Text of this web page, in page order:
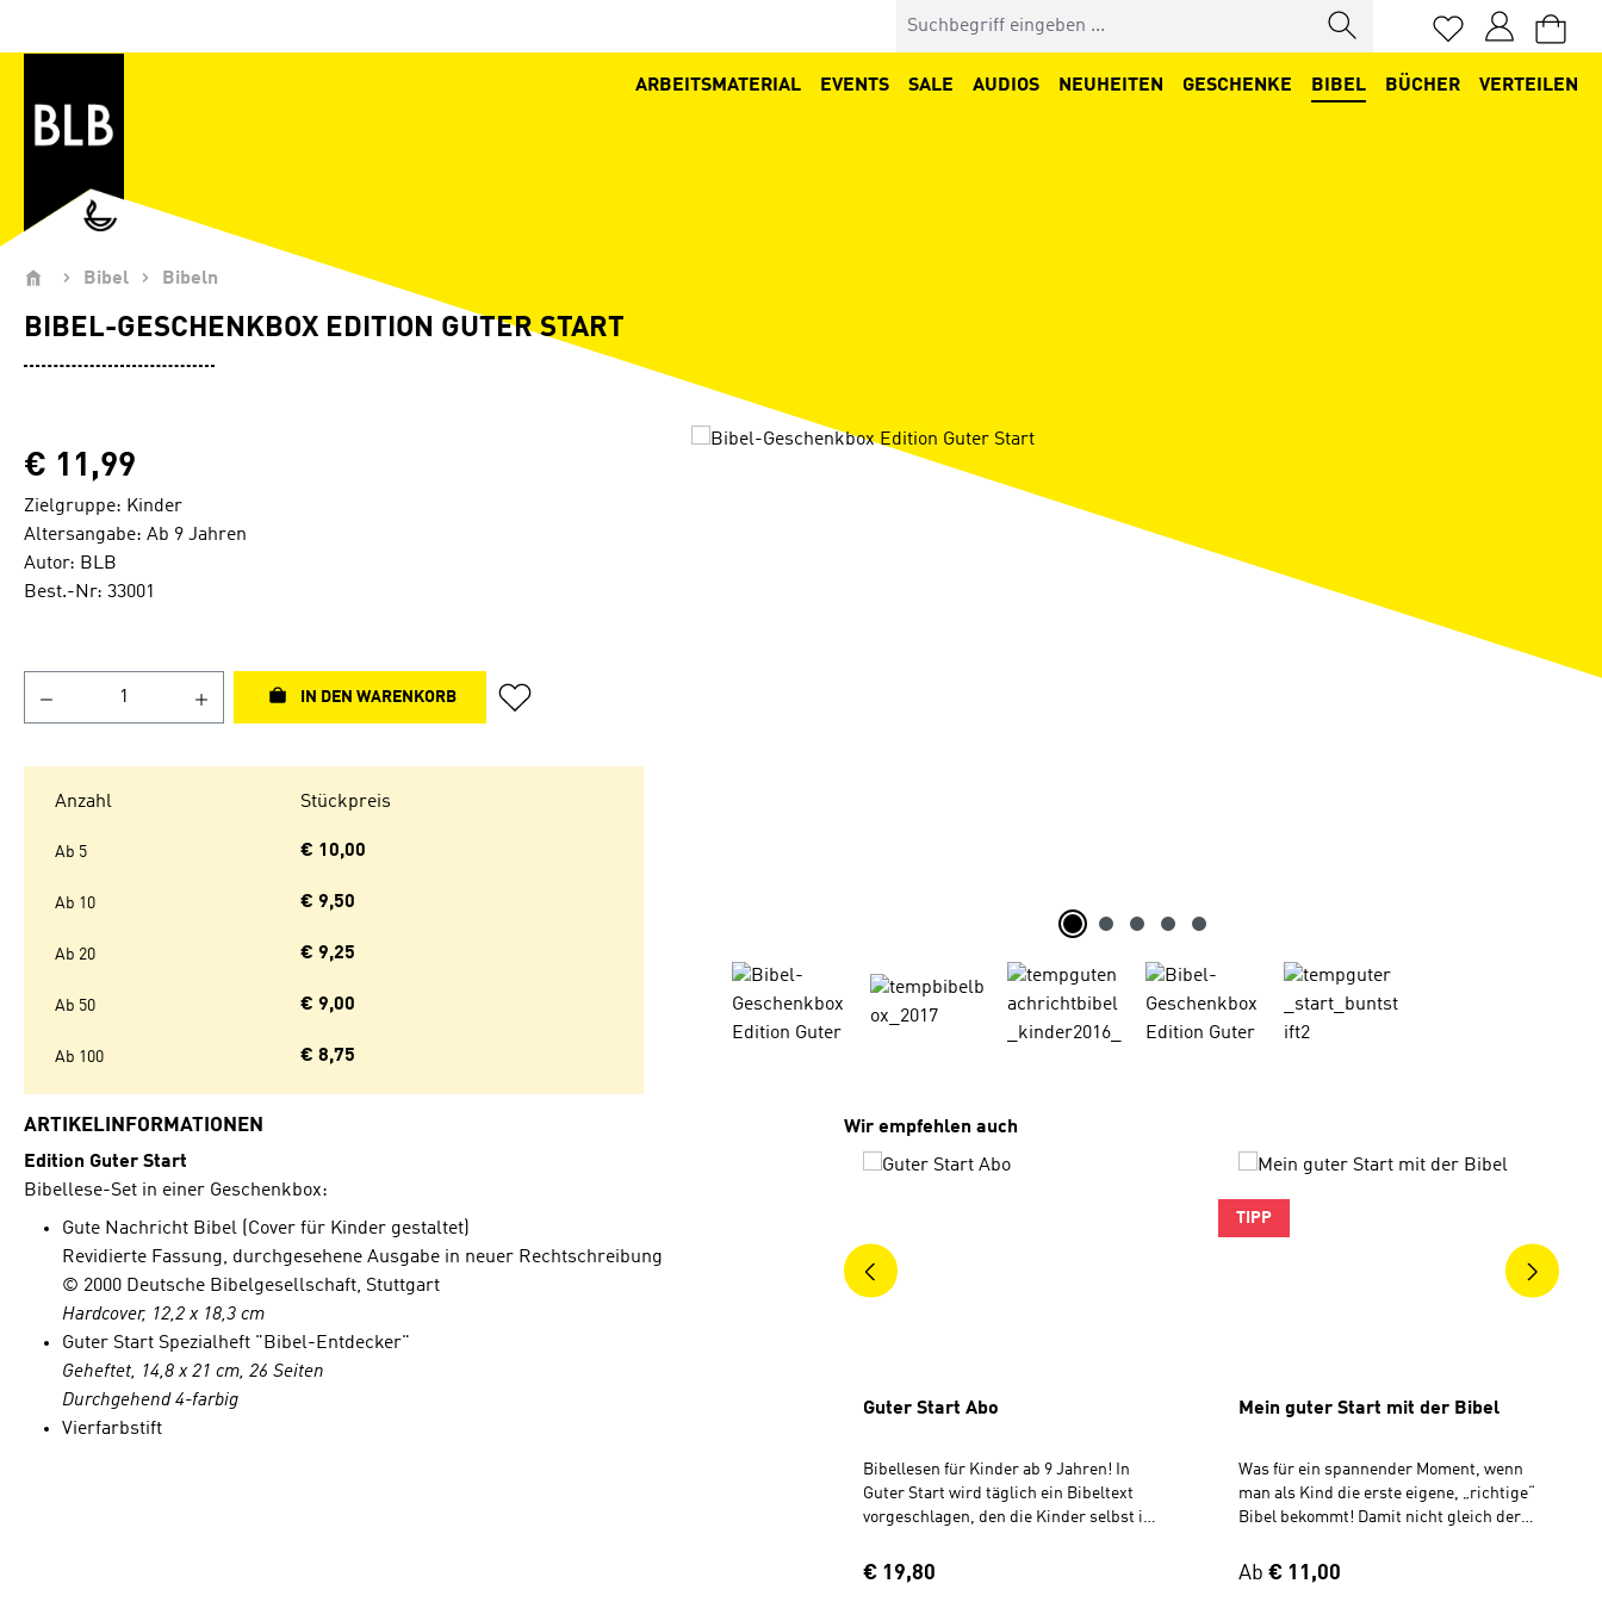
ARBEITSMATERIAL
EVENTS SALE AUDIOS NEUHEITEN GESCHENKE BIBEL BÜCHER VERTEILEN
Bibel Bibeln
BIBEL-GESCHENKBOX EDITION GUTER START
€ 11,99
Zielgruppe: Kinder
Altersangabe: Ab 9 Jahren
Autor: BLB
Best.-Nr: 33001
IN DEN WARENKORB
Anzahl Stückpreis
Ab 5 € 10,00
Ab 10 € 9,50
Ab 20 € 9,25
Ab 50 € 9,00
Ab 100 € 8,75
Bildergalerie überspringen
ARTIKELINFORMATIONEN
Edition Guter Start
Bibellese-Set in einer Geschenkbox:
Gute Nachricht Bibel (Cover für Kinder gestaltet)
Revidierte Fassung, durchgesehene Ausgabe in neuer Rechtschreibung
© 2000 Deutsche Bibelgesellschaft, Stuttgart
Hardcover, 12,2 x 18,3 cm
Guter Start Spezialheft "Bibel-Entdecker"
Geheftet, 14,8 x 21 cm, 26 Seiten
Durchgehend 4-farbig
Vierfarbstift
Produktgalerie überspringen
Wir empfehlen auch
Guter Start Abo
Bibellesen für Kinder ab 9 Jahren! In
Guter Start wird täglich ein Bibeltext
vorgeschlagen, den die Kinder selbst in
bunten Comics und Fotos, spannenden
Regulärer Preis:
€ 19,80
TIPP
Mein guter Start mit der Bibel
Was für ein spannender Moment, wenn
man als Kind die erste eigene, „richtige“
Bibel bekommt! Damit nicht gleich der
unübersichtlich und kompliziert wirkt,
Regulärer Preis:
Ab € 11,00